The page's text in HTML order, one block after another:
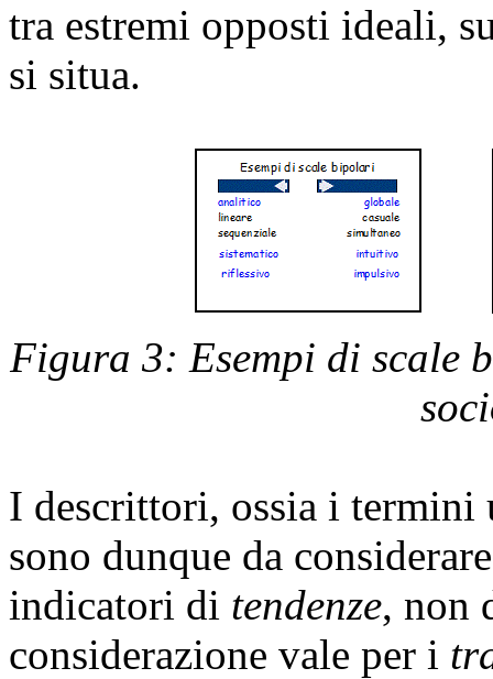
tra estremi opposti ideali,
si situa.
Figura 3: Esempi di
I descrittori, ossia i
sono dunque da
indicatori di tendenze, non
considerazione vale per i